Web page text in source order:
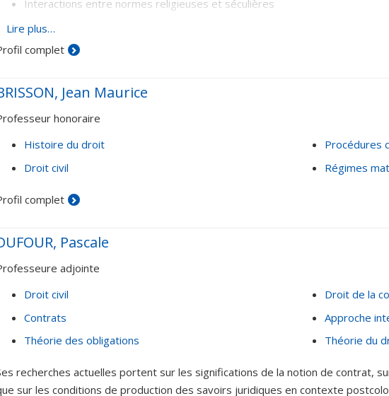
Interactions entre normes religieuses et séculières
Conflits de lois et conflit de cultures
Pluralisme juridique : systèmes multicommunautaires
Lire plus…
complet
Jean Maurice
honoraire
Histoire du droit
Droit civil
Procédures
Régimes
complet
Pascale
adjointe
Droit civil
Contrats
Théorie des obligations
Droit de la
Approche
Théorie du
recherches actuelles portent sur les significations de la notion de contrat,
sur les conditions de production des savoirs juridiques en contexte